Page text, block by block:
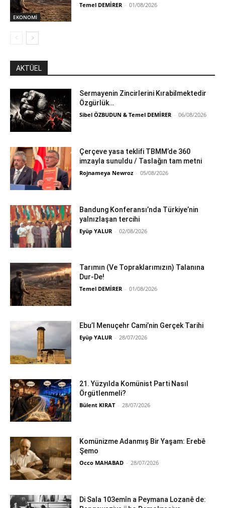
EKONOMİ
Temel DEMİRER - 01/08/2026
AKTÜEL
Sermayenin Zincirlerini Kırabilmektedir
Özgürlük…
Sibel ÖZBUDUN & Temel DEMİRER - 06/08/2026
Çerçeve yasa teklifi TBMM’de 360
imzayla sunuldu / Taslağın tam metni
Rojnameya Newroz - 05/08/2026
Bandung Konferansı’nda Türkiye’nin
yalnızlaşan tercihi
Eyüp YALUR - 02/08/2026
Tarımın (Ve Topraklarımızın) Talanına
Dur-De!
Temel DEMİRER - 01/08/2026
Ebu’l Menuçehr Cami’nin Gerçek Tarihi
Eyüp YALUR - 28/07/2026
21. Yüzyılda Komünist Parti Nasıl
Örgütlenmeli?
Bülent KIRAT - 28/07/2026
Komünizme Adanmış Bir Yaşam: Erebê
Şemo
Occo MAHABAD - 28/07/2026
Di Sala 103emîn a Peymana Lozanê de: